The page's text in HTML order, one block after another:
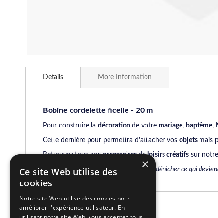
to
gallery
Details
Bobine cordelette ficelle - 20 m
Pour construire la décoration de votre mariage, baptême,
Cette dernière pour permettra d'attacher vos objets mais
Retrouvez tous nosaccessoiresdeloisirs créatifs sur
N'hésitez pas à parcourir notre site pour dénicher ce qui
More Information
Related Products
×
Ce site Web utilise des
cookies
Notre site Web utilise des cookies pour
améliorer l'expérience utilisateur. En